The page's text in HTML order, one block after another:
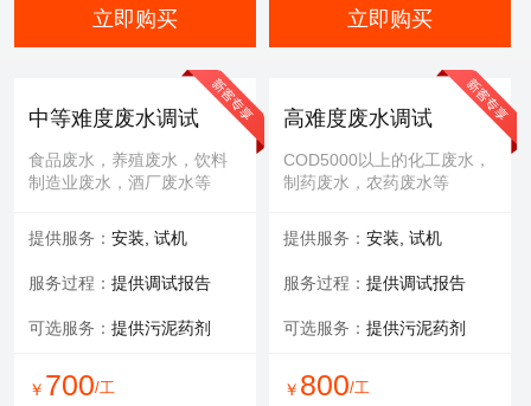
立即购买 立即购买
中等难度废水调试
食品废水，养殖废水，饮料
制造业废水，酒厂废水等
提供服务： 安装, 试机
服务过程： 提供调试报告
可选服务： 提供污泥药剂
￥ 700/工
高难度废水调试
COD5000以上的化工废水，
制药废水，农药废水等
提供服务： 安装, 试机
服务过程： 提供调试报告
可选服务： 提供污泥药剂
￥ 800/工